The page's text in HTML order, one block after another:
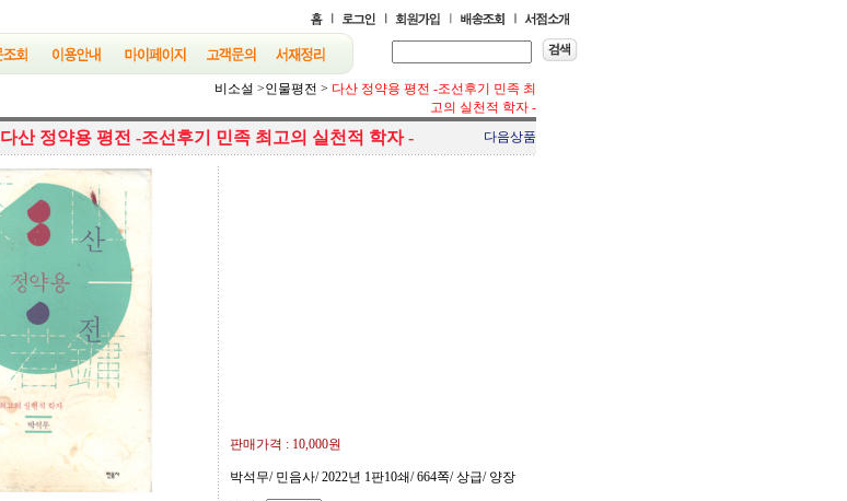
비소설 >인물평전 > 다산 정약용 평전 -조선후기 민족 최
고의 실천적 학자 -
다산 정약용 평전 -조선후기 민족 최고의 실천적 학자 - 다음상품
판매가격 : 10,000원
박석무/ 민음사/ 2022년 1판10쇄/ 664쪽/ 상급/ 양장